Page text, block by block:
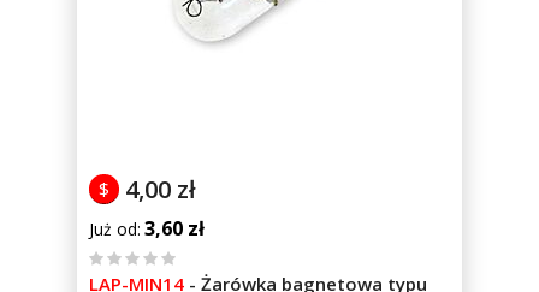
4,00 zł
$
Już od 3,60 zł
%LAP-MIN14 - Żarówka bagnetowa typu